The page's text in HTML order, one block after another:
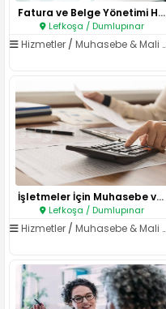
Fatura ve Belge Yönetimi Hizme..
Lefkoşa / Dumlupınar
Hizmetler / Muhasebe & Mali Müşavirlik
İşletmeler İçin Muhasebe ve Fi..
Lefkoşa / Dumlupınar
Hizmetler / Muhasebe & Mali Müşavirlik